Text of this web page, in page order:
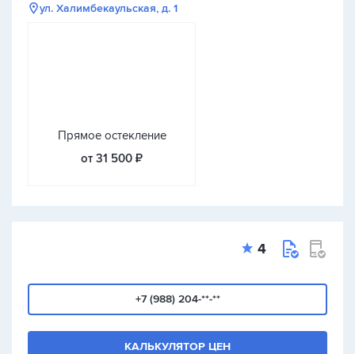
ул. Халимбекаульская, д. 1
Прямое остекление
от 31 500 ₽
4
+7 (988) 204-**-**
КАЛЬКУЛЯТОР ЦЕН